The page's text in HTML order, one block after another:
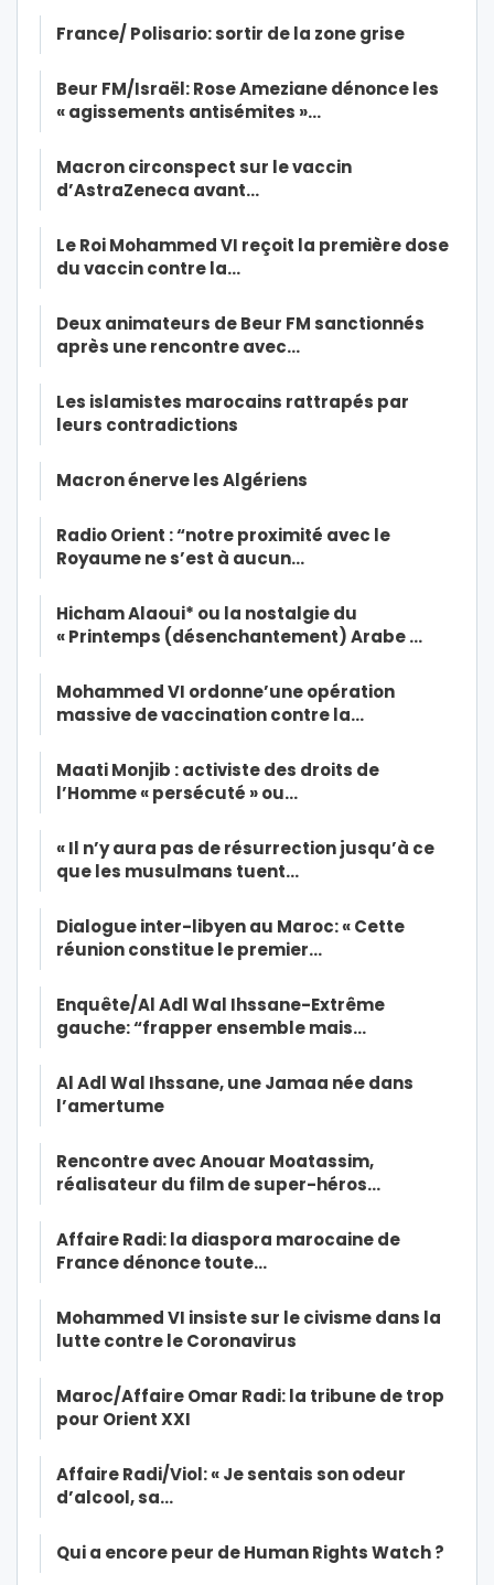
France/ Polisario: sortir de la zone grise
Beur FM/Israël: Rose Ameziane dénonce les
« agissements antisémites »…
Macron circonspect sur le vaccin
d’AstraZeneca avant…
Le Roi Mohammed VI reçoit la première dose
du vaccin contre la…
Deux animateurs de Beur FM sanctionnés
après une rencontre avec…
Les islamistes marocains rattrapés par
leurs contradictions
Macron énerve les Algériens
Radio Orient : “notre proximité avec le
Royaume ne s’est à aucun…
Hicham Alaoui* ou la nostalgie du
« Printemps (désenchantement) Arabe …
Mohammed VI ordonne’une opération
massive de vaccination contre la…
Maati Monjib : activiste des droits de
l’Homme « persécuté » ou…
« Il n’y aura pas de résurrection jusqu’à ce
que les musulmans tuent…
Dialogue inter-libyen au Maroc: « Cette
réunion constitue le premier…
Enquête/Al Adl Wal Ihssane-Extrême
gauche: “frapper ensemble mais…
Al Adl Wal Ihssane, une Jamaa née dans
l’amertume
Rencontre avec Anouar Moatassim,
réalisateur du film de super-héros…
Affaire Radi: la diaspora marocaine de
France dénonce toute…
Mohammed VI insiste sur le civisme dans la
lutte contre le Coronavirus
Maroc/Affaire Omar Radi: la tribune de trop
pour Orient XXI
Affaire Radi/Viol: « Je sentais son odeur
d’alcool, sa…
Qui a encore peur de Human Rights Watch ?